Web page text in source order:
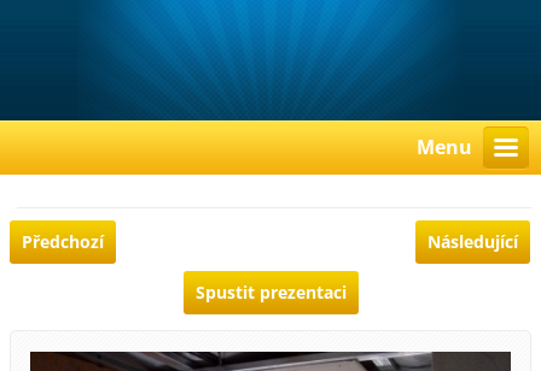
Menu
Předchozí Následující
Spustit prezentaci